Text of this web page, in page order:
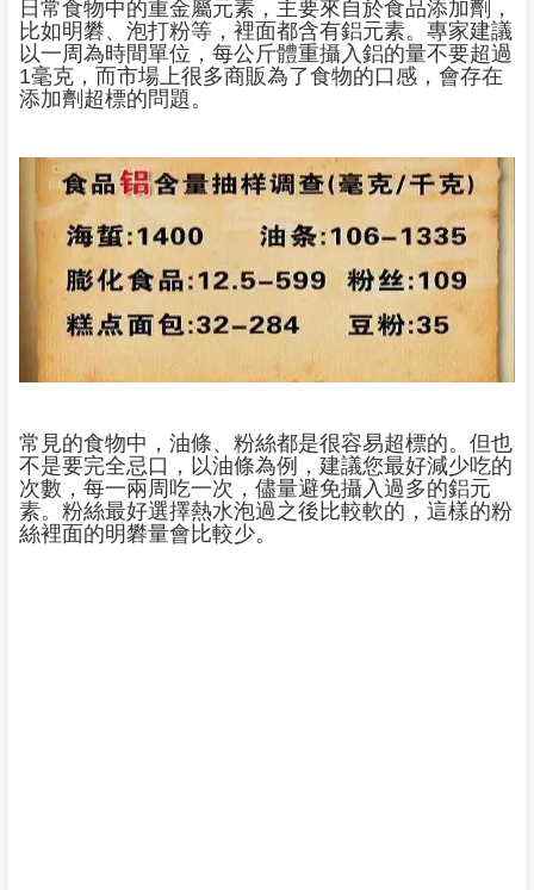
日常食物中的重金屬元素，主要來自於食品添加劑，
比如明礬、泡打粉等，裡面都含有鋁元素。專家建議
以一周為時間單位，每公斤體重攝入鋁的量不要超過
1毫克，而市場上很多商販為了食物的口感，會存在
添加劑超標的問題。
常見的食物中，油條、粉絲都是很容易超標的。但也
不是要完全忌口，以油條為例，建議您最好減少吃的
次數，每一兩周吃一次，儘量避免攝入過多的鋁元
素。粉絲最好選擇熱水泡過之後比較軟的，這樣的粉
絲裡面的明礬量會比較少。